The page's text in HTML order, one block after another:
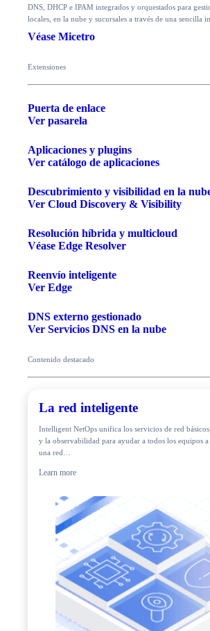
DNS, DHCP e IPAM integrados y orquestados para
locales, en la nube y sucursales a través de una sencilla
Véase Micetro
Extensiones
Puerta de enlace
Ver pasarela
Aplicaciones y plugins
Ver catálogo de aplicaciones
Descubrimiento y visibilidad en la
Ver Cloud Discovery & Visibility
Resolución híbrida y multicloud
Véase Edge Resolver
Reenvío inteligente
Ver Edge
DNS externo gestionado
Ver Servicios DNS en la nube
Contenido destacado
La red inteligente
Intelligent NetOps unifica los servicios de red
y la observabilidad para ayudar a todos los equipos
una red…
Learn more